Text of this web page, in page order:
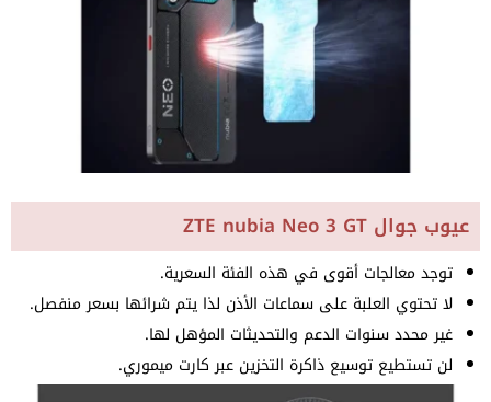
عيوب جوال ZTE nubia Neo 3 GT
توجد معالجات أقوى في هذه الفئة السعرية.
لا تحتوي العلبة على سماعات الأذن لذا يتم شرائها بسعر منفصل.
غير محدد سنوات الدعم والتحديثات المؤهل لها.
لن تستطيع توسيع ذاكرة التخزين عبر كارت ميموري.